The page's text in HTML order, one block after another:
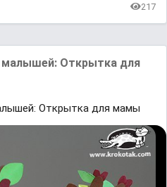
217
малышей: Открытка для
Открытка для мамы